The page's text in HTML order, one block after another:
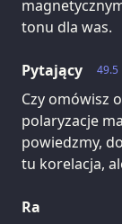
tonu dla was.
49.5
Pytający
Czy omówisz
polaryzacje
powiedzmy,
tu korelacja,
Ra